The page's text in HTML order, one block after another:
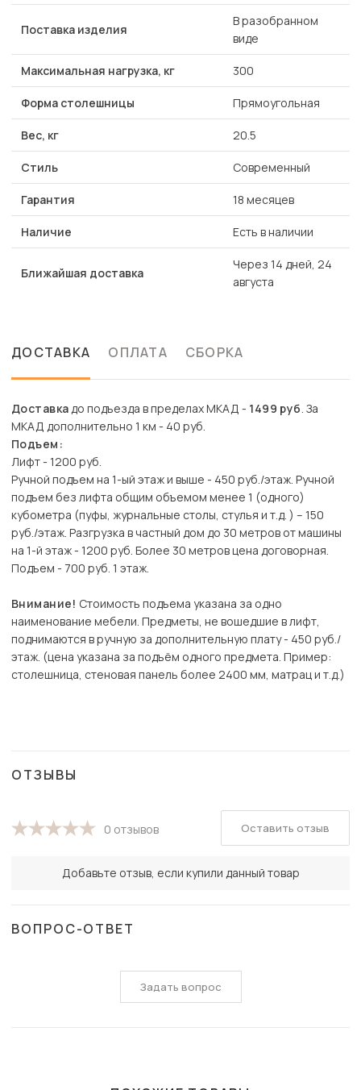
Поставка изделия
В разобранном
виде
Максимальная нагрузка, кг 300
Форма столешницы Прямоугольная
Вес, кг 20.5
Стиль Современный
Гарантия 18 месяцев
Наличие Есть в наличии
Ближайшая доставка
Через 14 дней, 24
августа
ДОСТАВКА ОПЛАТА СБОРКА
Доставкадо подъезда в пределах МКАД - 1499 руб. За
МКАД дополнительно 1 км - 40 руб.
Подъем:
Лифт - 1200 руб.
Ручной подъем на 1-ый этаж и выше - 450 руб./этаж. Ручной
подъем без лифта общим объемом менее 1 (одного)
кубометра (пуфы, журнальные столы, стулья и т.д. ) – 150
руб./этаж. Разгрузка в частный дом до 30 метров от машины
на 1-й этаж - 1200 руб. Более 30 метров цена договорная.
Подъем - 700 руб. 1 этаж.
Внимание! Стоимость подъема указана за одно
наименование мебели. Предметы, не вошедшие в лифт,
поднимаются в ручную за дополнительную плату - 450 руб./
этаж. (цена указана за подъём одного предмета. Пример:
столешница, стеновая панель более 2400 мм, матрац и т.д.)
ОТЗЫВЫ
0 отзывов
Добавьте отзыв, если купили данный товар
Оставить отзыв
ВОПРОС-ОТВЕТ
Задать вопрос